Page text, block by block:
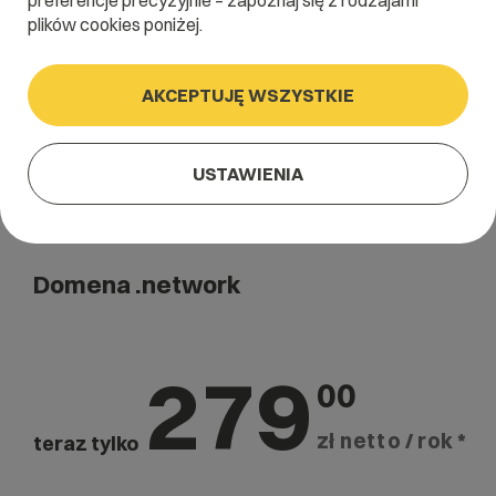
Domena .network
teraz tylko 279 00
zł netto / rok *
plików cookies poniżej.
AKCEPTUJĘ WSZYSTKIE
USTAWIENIA